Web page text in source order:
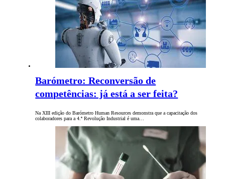
Barómetro: Reconversão de
competências: já está a ser feita?
Na XIII edição do Barómetro Human Resources demonstra que a capacitação dos
colaboradores para a 4.ª Revolução Industrial é uma…